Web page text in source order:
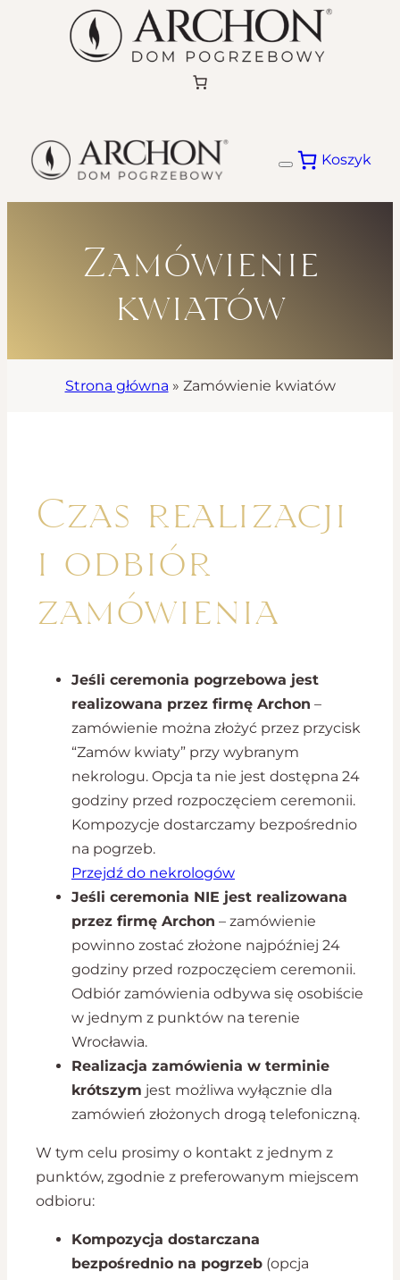
Koszyk
Zamówienie
kwiatów
Strona główna » Zamówienie kwiatów
Czas realizacji
i odbiór
zamówienia
Jeśli ceremonia pogrzebowa jest
realizowana przez firmę Archon –
zamówienie można złożyć przez przycisk
“Zamów kwiaty” przy wybranym
nekrologu. Opcja ta nie jest dostępna 24
godziny przed rozpoczęciem ceremonii.
Kompozycje dostarczamy bezpośrednio
na pogrzeb.
Przejdź do nekrologów
Jeśli ceremonia NIE jest realizowana
przez firmę Archon – zamówienie
powinno zostać złożone najpóźniej 24
godziny przed rozpoczęciem ceremonii.
Odbiór zamówienia odbywa się osobiście
w jednym z punktów na terenie
Wrocławia.
Realizacja zamówienia w terminie
krótszym jest możliwa wyłącznie dla
zamówień złożonych drogą telefoniczną.
W tym celu prosimy o kontakt z jednym z
punktów, zgodnie z preferowanym miejscem
odbioru:
Kompozycja dostarczana
bezpośrednio na pogrzeb (opcja